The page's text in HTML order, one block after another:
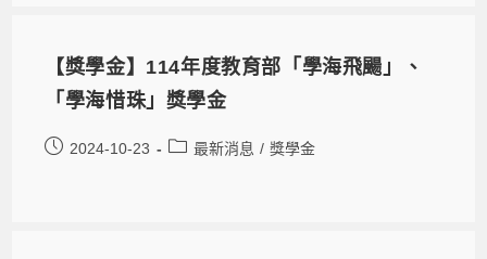
【獎學金】114年度教育部「學海飛颺」、
「學海惜珠」獎學金
2024-10-23 最新消息 / 獎學金